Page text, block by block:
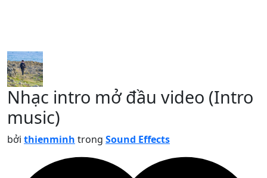
Nhạc intro mở đầu video (Intro
music)
bởi thienminh trong Sound Effects